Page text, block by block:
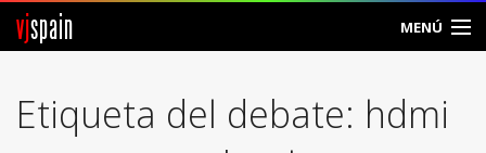
vjspain MENÚ
Foros
Etiqueta del debate: hdmi